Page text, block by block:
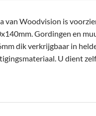
van Woodvision is
Gordingen en
dik verkrijgbaar in
U dient